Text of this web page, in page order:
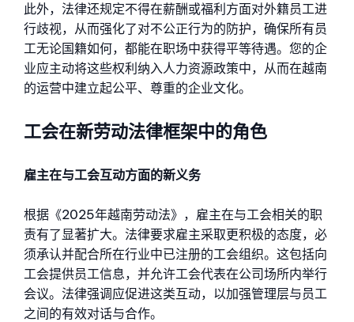
此外，法律还规定不得在薪酬或福利方面对外籍员工进
行歧视，从而强化了对不公正行为的防护，确保所有员
工无论国籍如何，都能在职场中获得平等待遇。您的企
业应主动将这些权利纳入人力资源政策中，从而在越南
的运营中建立起公平、尊重的企业文化。
工会在新劳动法律框架中的角色
雇主在与工会互动方面的新义务
根据《2025年越南劳动法》，雇主在与工会相关的职
责有了显著扩大。法律要求雇主采取更积极的态度，必
须承认并配合所在行业中已注册的工会组织。这包括向
工会提供员工信息，并允许工会代表在公司场所内举行
会议。法律强调应促进这类互动，以加强管理层与员工
之间的有效对话与合作。